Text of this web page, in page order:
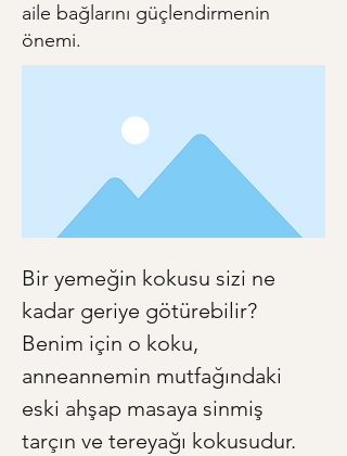
aile bağlarını güçlendirmenin
önemi.
Bir yemeğin kokusu sizi ne
kadar geriye götürebilir?
Benim için o koku,
anneannemin mutfağındaki
eski ahşap masaya sinmiş
tarçın ve tereyağı kokusudur.